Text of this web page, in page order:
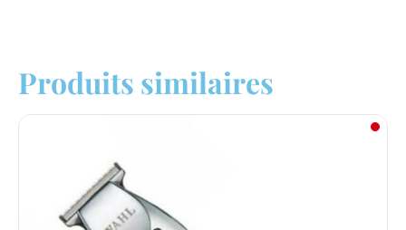
Produits similaires